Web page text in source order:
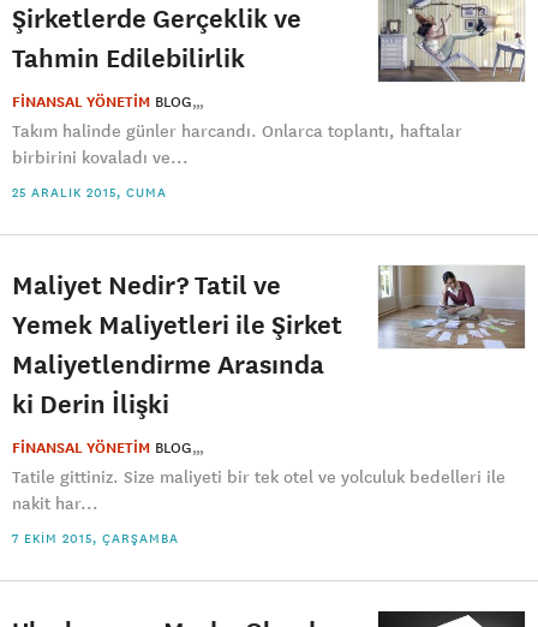
Şirketlerde Gerçeklik ve
Tahmin Edilebilirlik
FİNANSAL YÖNETİM BLOG
Takım halinde günler harcandı. Onlarca toplantı, haftalar
birbirini kovaladı ve...
25 ARALIK 2015, CUMA
Maliyet Nedir? Tatil ve
Yemek Maliyetleri ile Şirket
Maliyetlendirme Arasında
ki Derin İlişki
FİNANSAL YÖNETİM BLOG
Tatile gittiniz. Size maliyeti bir tek otel ve yolculuk bedelleri ile
nakit har...
7 EKIM 2015, ÇARŞAMBA